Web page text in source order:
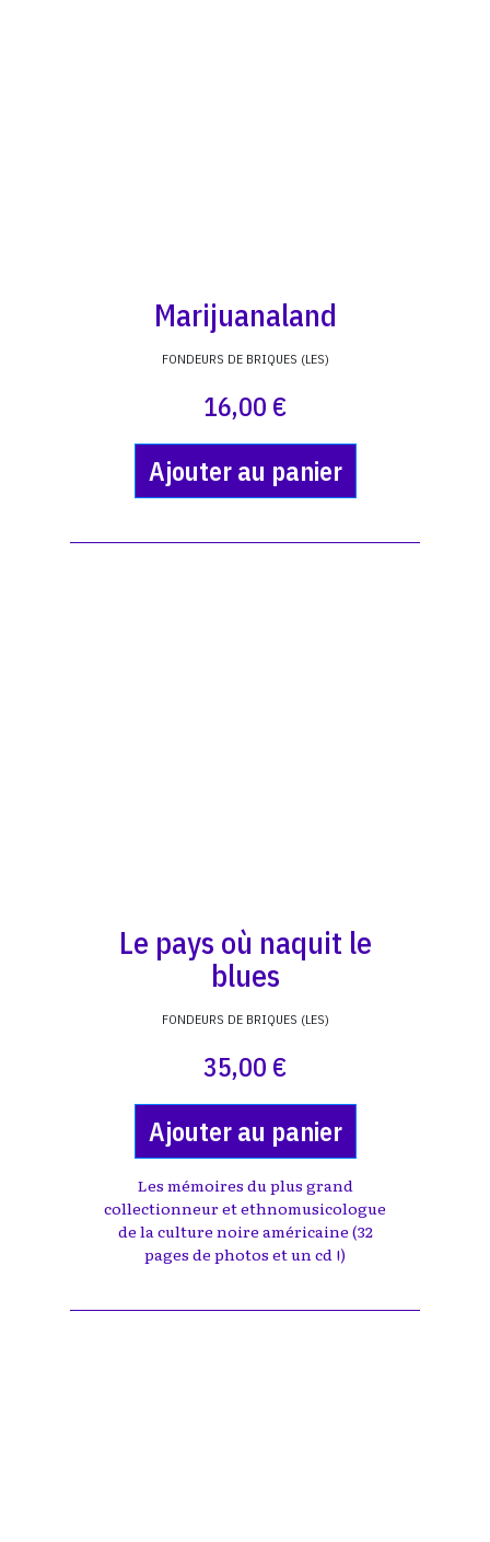
Marijuanaland
FONDEURS DE BRIQUES (LES)
16,00 €
Ajouter au panier
Le pays où naquit le
blues
FONDEURS DE BRIQUES (LES)
35,00 €
Ajouter au panier
Les mémoires du plus grand
collectionneur et ethnomusicologue
de la culture noire américaine (32
pages de photos et un cd !)